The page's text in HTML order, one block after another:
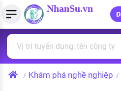
NhanSu.vn
Tìm việc làm
Việc làm ngành luật
Quản lý CV
Tải CV lên
Tính lương Gross - Net
Tính thuế thu nhập cá nhân
PHÁP LUẬT VIỆT NAM
Văn bản pháp luật
/ Khám phá nghề nghiệp /